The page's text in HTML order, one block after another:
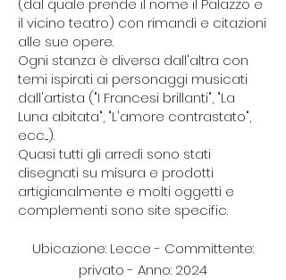
(dal quale prende il nome il Palazzo e
il vicino teatro) con rimandi e citazioni
alle sue opere.
Ogni stanza è diversa dall'altra con
temi ispirati ai personaggi musicati
dall'artista ("I Francesi brillanti", "La
Luna abitata", "L'amore contrastato",
ecc....).
Quasi tutti gli arredi sono stati
disegnati su misura e prodotti
artigianalmente e molti oggetti e
complementi sono site specific.
Ubicazione: Lecce - Committente:
privato - Anno: 2024